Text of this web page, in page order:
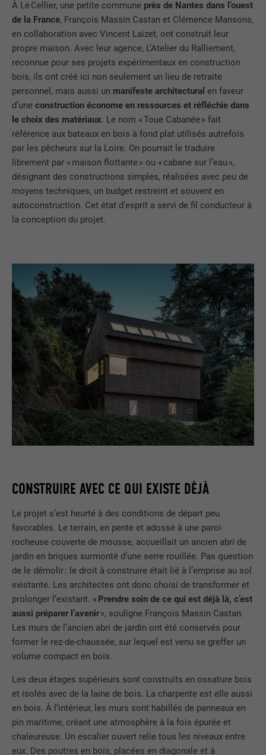
À Le Cellier, une petite commune près de Nantes dans l’ouest
de la France, François Massin Castan et Clémence Mansons,
en collaboration avec Vincent Laizet, ont construit leur
propre maison. Avec leur agence, L’Atelier du Ralliement,
reconnue pour ses projets expérimentaux en construction
bois, ils ont créé ici non seulement un lieu de retraite
personnel, mais aussi un manifeste architectural en faveur
d’une construction économe en ressources et réfléchie dans
le choix des matériaux. Le nom « Toue Cabanée » fait
référence aux bateaux en bois à fond plat utilisés autrefois
par les pêcheurs sur la Loire. On pourrait le traduire
librement par « maison flottante » ou « cabane sur l’eau »,
désignant des constructions simples, réalisées avec peu de
moyens techniques, un budget restreint et souvent en
autoconstruction. Cet état d’esprit a servi de fil conducteur à
la conception du projet.
CONSTRUIRE AVEC CE QUI EXISTE DÉJÀ
Le projet s’est heurté à des conditions de départ peu
favorables. Le terrain, en pente et adossé à une paroi
rocheuse couverte de mousse, accueillait un ancien abri de
jardin en briques surmonté d’une serre rouillée. Pas question
de le démolir : le droit à construire était lié à l’emprise au sol
existante. Les architectes ont donc choisi de transformer et
prolonger l’existant. « Prendre soin de ce qui est déjà là, c’est
aussi préparer l’avenir», souligne François Massin Castan.
Les murs de l’ancien abri de jardin ont été conservés pour
former le rez-de-chaussée, sur lequel est venu se greffer un
volume compact en bois.
Les deux étages supérieurs sont construits en ossature bois
et isolés avec de la laine de bois. La charpente est elle aussi
en bois. À l’intérieur, les murs sont habillés de panneaux en
pin maritime, créant une atmosphère à la fois épurée et
chaleureuse. Un escalier ouvert relie tous les niveaux entre
eux. Des poutres en bois, placées en diagonale et à